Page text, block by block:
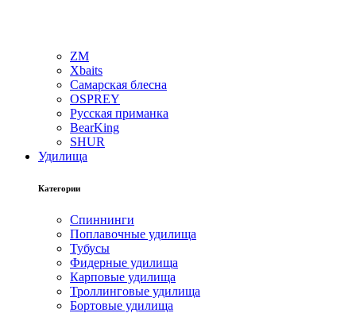
ZM
Xbaits
Самарская блесна
OSPREY
Русская приманка
BearKing
SHUR
Удилища
Категории
Спиннинги
Поплавочные удилища
Тубусы
Фидерные удилища
Карповые удилища
Троллинговые удилища
Бортовые удилища